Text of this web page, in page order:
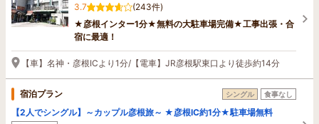
3.7
(243件)
★彦根インター1分★無料の大駐車場完備★工事出張・合
宿に最適！
【車】名神・彦根ICより1分/【電車】JR彦根駅東口より徒歩約14分
宿泊プラン シングル 食事なし
【2人でシングル】～カップル彦根旅～ ★彦根IC約1分★駐車場無料